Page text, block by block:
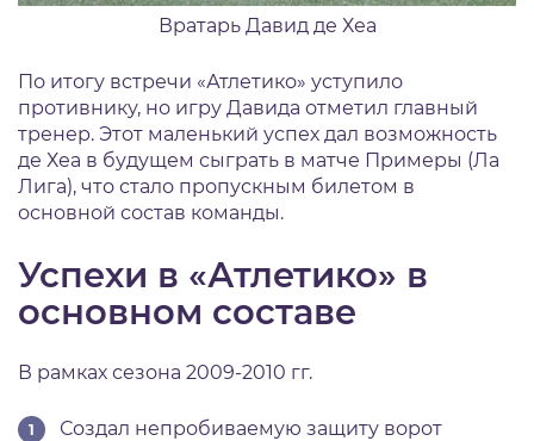
Вратарь Давид де Хеа
По итогу встречи «Атлетико» уступило
противнику, но игру Давида отметил главный
тренер. Этот маленький успех дал возможность
де Хеа в будущем сыграть в матче Примеры (Ла
Лига), что стало пропускным билетом в
основной состав команды.
Успехи в «Атлетико» в
основном составе
В рамках сезона 2009-2010 гг.
Создал непробиваемую защиту ворот